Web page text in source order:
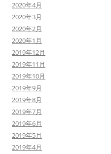
2020年4月
2020年3月
2020年2月
2020年1月
2019年12月
2019年11月
2019年10月
2019年9月
2019年8月
2019年7月
2019年6月
2019年5月
2019年4月